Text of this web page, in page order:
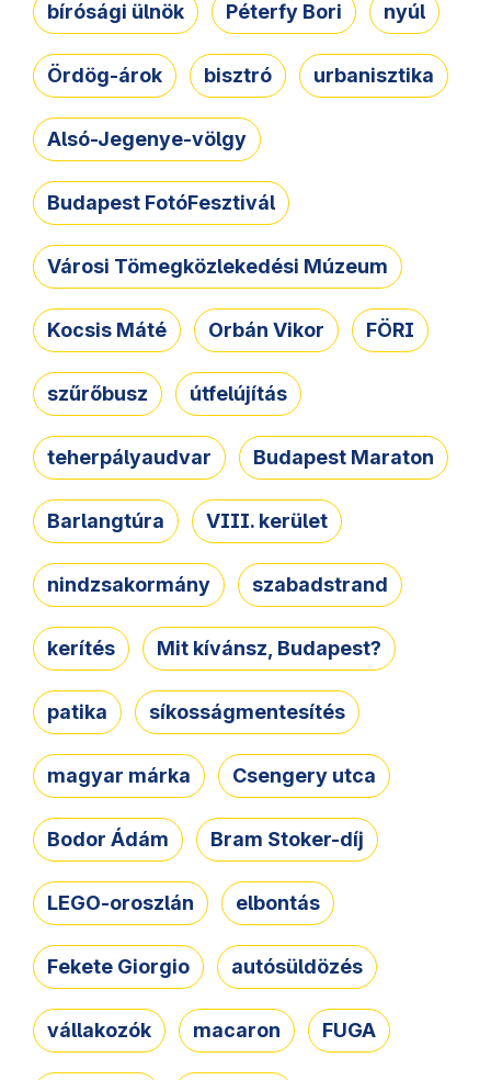
bírósági ülnök Péterfy Bori nyúl
Ördög-árok bisztró urbanisztika
Alsó-Jegenye-völgy
Budapest FotóFesztivál
Városi Tömegközlekedési Múzeum
Kocsis Máté Orbán Vikor FÖRI
szűrőbusz útfelújítás
teherpályaudvar Budapest Maraton
Barlangtúra VIII. kerület
nindzsakormány szabadstrand
kerítés Mit kívánsz, Budapest?
patika síkosságmentesítés
magyar márka Csengery utca
Bodor Ádám Bram Stoker-díj
LEGO-oroszlán elbontás
Fekete Giorgio autósüldözés
vállakozók macaron FUGA